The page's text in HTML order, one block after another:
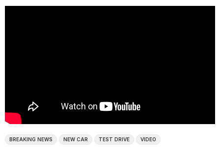
BREAKING NEWS NEW CAR TEST DRIVE VIDEO